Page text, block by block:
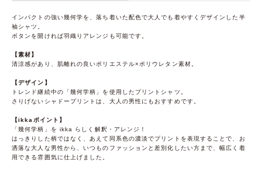
インパクトの強い幾何学を、落ち着いた配色で大人でも着やすくデザインした半
袖シャツ。
ボタンを開ければ羽織りアレンジも可能です。
【素材】
清涼感があり、肌離れの良いポリエステル×ポリウレタン素材。
【デザイン】
トレンド継続中の「幾何学柄」を使用したプリントシャツ。
さりげないシャドープリントは、大人の男性にもおすすめです。
【ikkaポイント】
「幾何学柄」を ikka らしく解釈・アレンジ！
はっきりした柄ではなく、あえて同系色の濃淡でプリントを表現することで、お
洒落な大人な男性から、いつものファッションと差別化したい方まで、幅広く着
用できる雰囲気に仕上げました。